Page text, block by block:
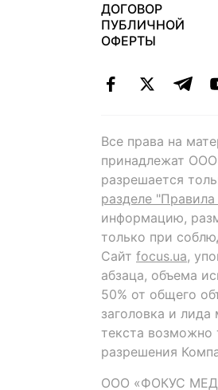
ДОГОВОР
ПУБЛИЧНОЙ
ОФЕРТЫ
Все права на
принадлежат
разрешается
разделе
информацию,
только при
Сайт focus.ua,
абзаца, объема
50% от общего
заголовка и
текста возможно
разрешения
ООО «ФОКУС